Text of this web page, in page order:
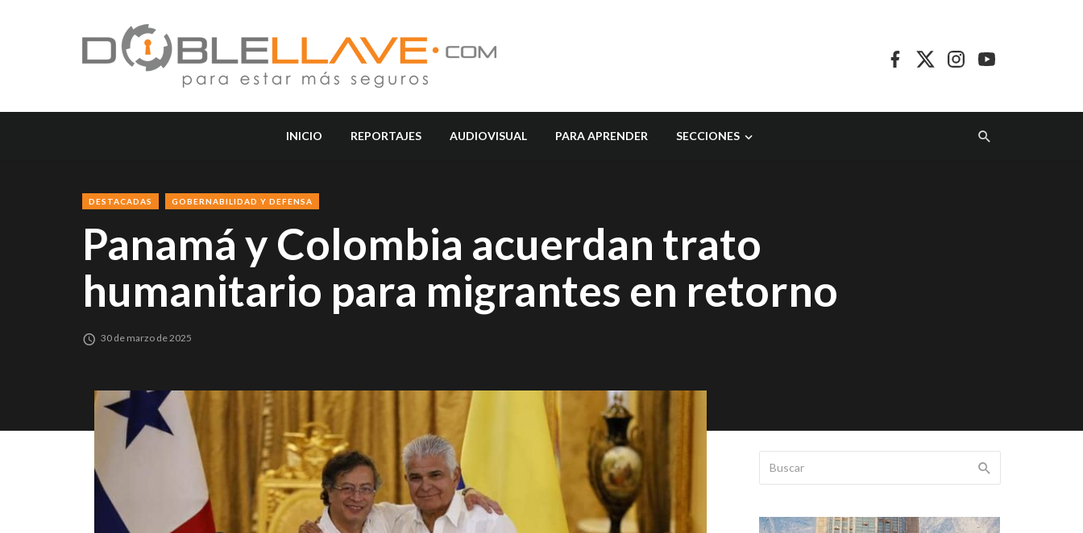
INICIO REPORTAJES AUDIOVISUAL PARA APRENDER SECCIONES
DESTACADAS GOBERNABILIDAD Y DEFENSA
Panamá y Colombia acuerdan trato
humanitario para migrantes en retorno
30 de marzo de 2025